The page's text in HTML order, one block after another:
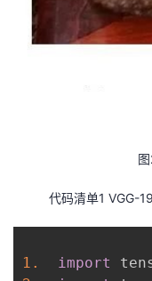
代码清单1 VGG-
1. import